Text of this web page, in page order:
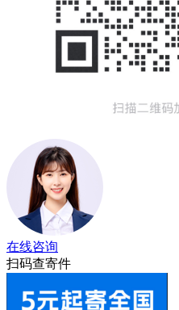
在线咨询
扫码查寄件